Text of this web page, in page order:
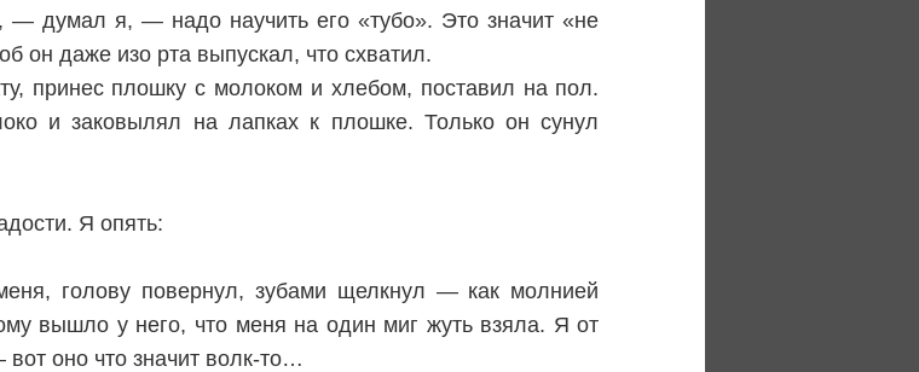
— думал я, — надо научить его «тубо». Это значит «не
он даже изо рта выпускал, что схватил.
принес плошку с молоком и хлебом, поставил на пол.
и заковылял на лапках к плошке. Только он сунул
Я опять:
голову повернул, зубами щелкнул — как молнией
вышло у него, что меня на один миг жуть взяла. Я от
оно что значит волк-то…